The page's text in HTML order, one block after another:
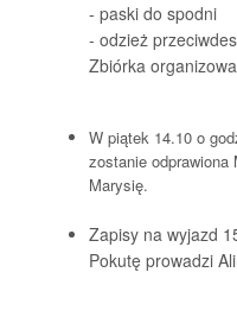
- paski do spodni
- odzież
Zbiórka
W piątek 14.10 o
zostanie
Marysię.
Zapisy na wyjazd
Pokutę prowadzi